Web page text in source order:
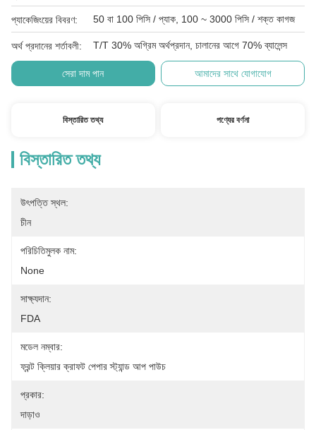
প্যাকেজিংয়ের বিবরণ: 50 বা 100 পিসি / প্যাক, 100 ~ 3000 পিসি / শক্ত কাগজ
অর্থ প্রদানের শর্তাবলী: T/T 30% অগ্রিম অর্থপ্রদান, চালানের আগে 70% ব্যালেন্স
সেরা দাম পান আমাদের সাথে যোগাযোগ
বিস্তারিত তথ্য পণ্যের বর্ণনা
বিস্তারিত তথ্য
উৎপত্তি স্থল:
চীন
পরিচিতিমুলক নাম:
None
সাক্ষ্যদান:
FDA
মডেল নম্বার:
ফ্রন্ট ক্লিয়ার ক্রাফট পেপার স্ট্যান্ড আপ পাউচ
প্রকার:
দাড়াও